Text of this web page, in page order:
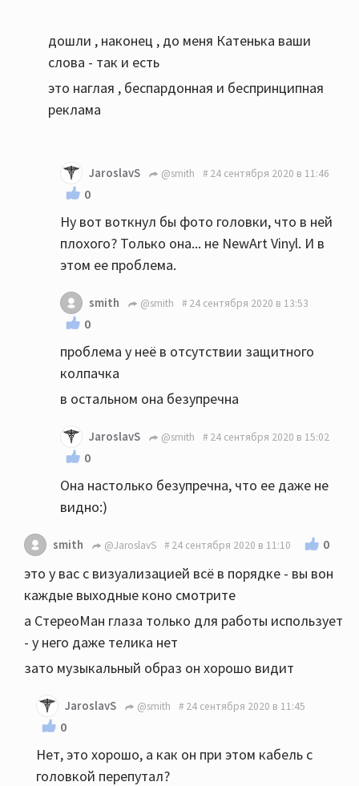
дошли , наконец , до меня Катенька ваши
слова - так и есть
это наглая , беспардонная и беспринципная
реклама
JaroslavS @smith 24 сентября 2020 в 11:46
0
Ну вот воткнул бы фото головки, что в ней
плохого? Только она... не NewArt Vinyl. И в
этом ее проблема.
smith @smith 24 сентября 2020 в 13:53
0
проблема у неё в отсутствии защитного
колпачка
в остальном она безупречна
JaroslavS @smith 24 сентября 2020 в 15:02
0
Она настолько безупречна, что ее даже не
видно:)
smith @JaroslavS 24 сентября 2020 в 11:10 0
это у вас с визуализацией всё в порядке - вы вон
каждые выходные коно смотрите
а СтереоМан глаза только для работы использует
- у него даже телика нет
зато музыкальный образ он хорошо видит
JaroslavS @smith 24 сентября 2020 в 11:45
0
Нет, это хорошо, а как он при этом кабель с
головкой перепутал?